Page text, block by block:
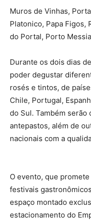
Muros de Vinhas,
Platonico, Papa Figos,
do Portal, Porto
Durante os dois dias
poder degustar
rosés e tintos, de
Chile, Portugal,
do Sul. Também
antepastos, além de
nacionais com a
O evento, que
festivais
espaço montado
estacionamento do